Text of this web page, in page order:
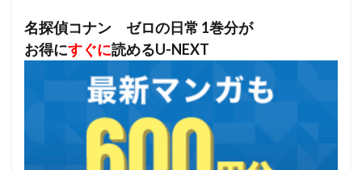
名探偵コナン ゼロの日常 1巻分が
お得にすぐに読めるU-NEXT